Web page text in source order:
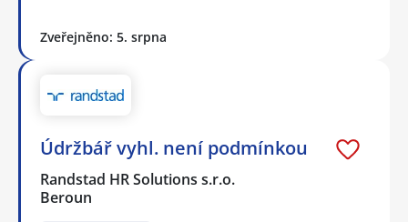
Zveřejněno: 5. srpna
Údržbář vyhl. není podmínkou
Randstad HR Solutions s.r.o.
Beroun